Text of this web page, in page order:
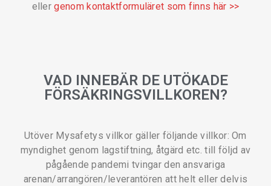
ellergenom kontaktformuläret som finns här >>
VAD INNEBÄR DE UTÖKADE
FÖRSÄKRINGSVILLKOREN?
Utöver Mysafetys villkor gäller följande villkor: Om
myndighet genom lagstiftning, åtgärd etc. till följd av
pågående pandemi tvingar den ansvariga
arenan/arrangören/leverantören att helt eller delvis